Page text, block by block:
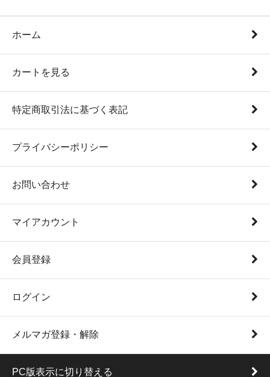
ホーム
カートを見る
特定商取引法に基づく表記
プライバシーポリシー
お問い合わせ
マイアカウント
会員登録
ログイン
メルマガ登録・解除
PC版表示に切り替える